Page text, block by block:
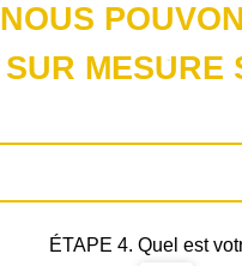
NOUS
SUR MESURE
ÉTAPE 4. Quel est